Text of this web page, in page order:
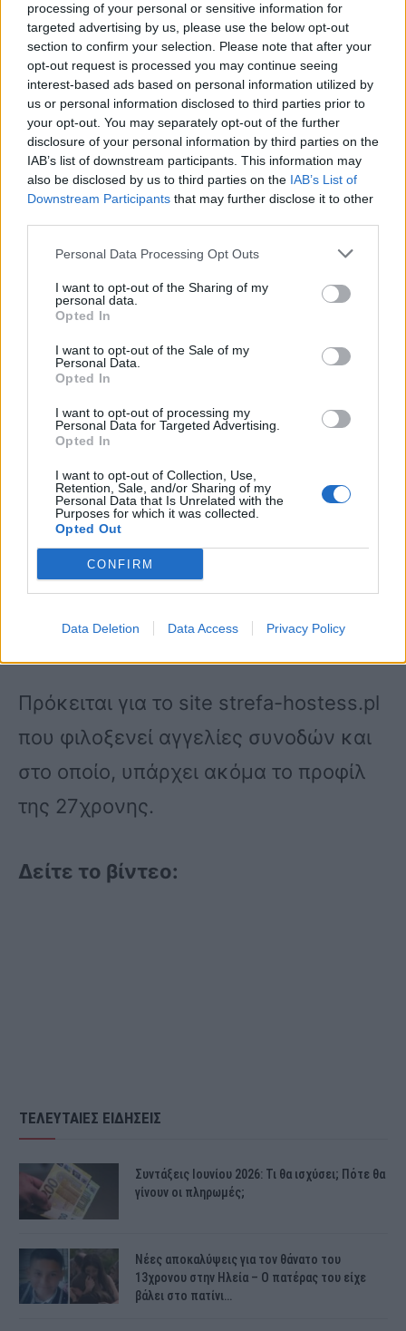
processing of your personal or sensitive information for
targeted advertising by us, please use the below opt-out
section to confirm your selection. Please note that after your
opt-out request is processed you may continue seeing
interest-based ads based on personal information utilized by
us or personal information disclosed to third parties prior to
your opt-out. You may separately opt-out of the further
disclosure of your personal information by third parties on the
IAB’s list of downstream participants. This information may
also be disclosed by us to third parties on the IAB’s List of
Downstream Participants that may further disclose it to other
Personal Data Processing Opt Outs
I want to opt-out of the Sharing of my
personal data.
Opted In
I want to opt-out of the Sale of my
Personal Data.
Opted In
I want to opt-out of processing my
Personal Data for Targeted Advertising.
Opted In
I want to opt-out of Collection, Use,
Retention, Sale, and/or Sharing of my
Personal Data that Is Unrelated with the
Purposes for which it was collected.
Opted Out
CONFIRM
Data Deletion Data Access Privacy Policy
Σύμφωνα με πληροφορίες, το πόρισμα
δείχνει ότι πρόκειται για δολοφονική
ενέργεια και συγκεκριμένα,
στραγγαλισμό. Η 27χρονη βρήκε
φριχτό θάνατο από ασφυξία σύμφωνα
με το πόρισμα, ωστόσο η σορός της
βρισκόταν σε προχωρημένη σήψη και
δεν διακριβώθηκε το μέσο με το οποίο
προήλθε ο θάνατος της.
Το προφίλ της 27χρονης σε
Όπως διαπιστώθηκε, σε πολωνική
ιστοσελίδα με συνοδούς πολυτελείας,
βρέθηκε προφίλ με το όνομα και τις
φωτογραφίες της νεαρής γυναίκας.
Μέχρι στιγμής δεν είναι γνωστό αν το
έκανε κάποιος άλλος.
Πρόκειται για το site strefa-hostess.pl
που φιλοξενεί αγγελίες συνοδών και
στο οποίο, υπάρχει ακόμα το προφίλ
της 27χρονης.
Δείτε το βίντεο:
ΤΕΛΕΥΤΑΙΕΣ ΕΙΔΗΣΕΙΣ
Συντάξεις Ιουνίου 2026: Τι θα ισχύσει; Πότε θα
γίνουν οι πληρωμές;
Νέες αποκαλύψεις για τον θάνατο του
13χρονου στην Ηλεία – Ο πατέρας του είχε
βάλει στο πατίνι…